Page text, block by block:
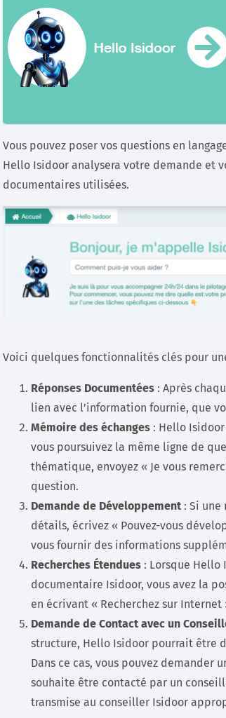
Vous pouvez poser vos questions en
Hello Isidoor analysera votre demande et
documentaires utilisées.
Voici quelques fonctionnalités clés pour
Réponses Documentées : Après
lien avec l’information fournie, que
Mémoire des échanges : Hello
vous poursuivez la même ligne de
thématique, envoyez « Je vous
question.
Demande de Développement : Si
détails, écrivez « Pouvez-vous
vous fournir des informations
Recherches Étendues : Lorsque Hello
documentaire Isidoor, vous avez la
en écrivant « Recherchez sur
Demande de Contact avec un
structure, Hello Isidoor pourrait être
Dans ce cas, vous pouvez demander
souhaite être contacté par un
transmise au conseiller Isidoor